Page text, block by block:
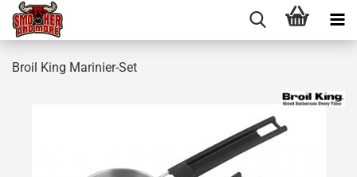
Broil King Marinier-Set